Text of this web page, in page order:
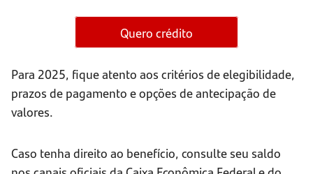
Quero crédito
Para 2025, fique atento aos critérios de elegibilidade,
prazos de pagamento e opções de antecipação de
valores.
Caso tenha direito ao benefício, consulte seu saldo